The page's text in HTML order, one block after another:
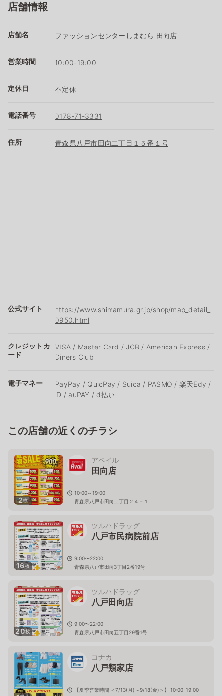
店舗情報
店舗名 ファッションセンターしまむら 田向店
営業時間 10:00-19:00
定休日 不定休
電話番号 0178-71-3331
住所 青森県八戸市田向二丁目１５番１号
公式サイト
https://www.shimamura.gr.jp/shop/map_detail_
0950.html
クレジットカ
ード
VISA / Master Card / JCB / American Express /
Diners Club
電子マネー
PayPay / QuicPay / Suica / PASMO / 楽天Edy /
iD / auPAY / d払い
この店舗の近くのチラシ
2枚
アベイル
田向店
10:00～19:00
青森県八戸市田向二丁目２４－１
16枚
ツルハドラッグ
八戸市民病院前店
9:00〜22:00
青森県八戸市田向3丁目2番19号
20枚
ツルハドラッグ
八戸田向店
9:00〜22:00
青森県八戸市田向五丁目29番1号
コナカ
八戸類家店
【夏季営業時間 ＜7/13(月)～9/18(金)＞】 10:00-19:00